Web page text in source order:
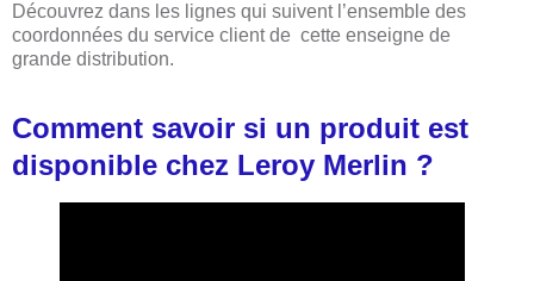
Découvrez dans les lignes qui suivent l’ensemble des
coordonnées du service client de cette enseigne de
grande distribution.
Comment savoir si un produit est
disponible chez Leroy Merlin ?